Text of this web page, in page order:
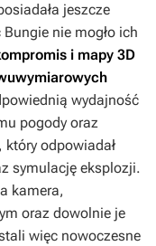
jeszcze
nie mogło ich
i mapy 3D
wydajność
pogody oraz
odpowiadał
symulację eksplozji.
kamera,
oraz dowolnie je
więc nowoczesne